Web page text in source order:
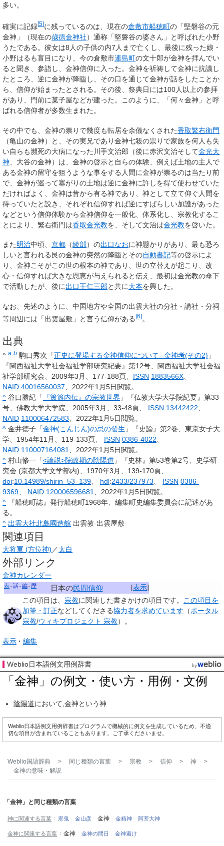
多い。
確実に記録[5]に残っているのは、現在の倉敷市船穂町の「堅磐谷の元
金神」（現在の歳徳金神社）通称「堅磐谷の婆さん」と呼ばれた小野
うたである。彼女は8人の子供の内7人まで亡くし、最後に残った娘・
小野はるも盲目になり、今の倉敷市連島町の文十郎が金神を拝んでい
ると聞き、参詣し、金神信仰に入った。金神を祈祷して金神に抗議し
たところ、逆に金神が降臨し、その口を通じて金神が話をしたことか
ら、信仰が始まったとされる。その後、祭典日には100人以上の参拝
があり、門前に菓子屋などが建った。このように、「何々金神」と呼
ばれる信仰者が多数生まれた。
その中でも、金神の祟りで幾度も転居を余儀なくされた香取繁右衛門
（亀山の金神）と、その実兄であり金神七殺の祟りで家族を何人も失
い自らも瀕死の大病になった川手文治郎（後に赤沢文治そして金光大
神 、大谷の金神）は、金神の啓示と自らの体験、例えば土地の主人で
ある金神の留守を狙うような事をする人間に金神が祟るのは当たり前
で、金神が巡って塞がりの土地は逆に金神に許しを得て使わせていた
だければよく、金神は昔から有る神であり、神として立て仰ぐ人間を
待っていたと説き、それぞれ信仰すれば逆にすばらしい加護があった
などという信仰体験から金神信仰を一般化、体系化し、宗教化するこ
とにより、繁右衛門は香取金光教を、そして文治は金光教を啓いた。
また明治中頃、 京都 （綾部）の出口なおに神懸かりがあり、最も恐ろ
しいと言われる艮の金神の突然の降臨とその自動書記等の啓示によ
り、金神こそがこの世の根本の神であり、世の立替えが起こり、改
心・信仰すれば大きな恩恵が与えられると伝え、最初は金光教の傘下
で活動したが、後に出口王仁三郎と共に大本を興した。
なお、先述のように、中国地方や全国の出雲大社の分社・講社・分祠
等周辺には「出雲屋敷」と言う信仰がある[6]。
出典
^ a b 駒口秀次「正史に登場する金神信仰について--金神考(その2) 」
『関西福祉大学社会福祉学部研究紀要』第12号、関西福祉大学社会福
祉学部研究会、2009年3月、177-188頁、 ISSN 1883566X
NAID 40016560037 2022年1月5日閲覧。
^ 谷口勝紀「 『簠簋内伝』の宗教世界 」『仏教大学大学院紀要』第33
号、佛教大学大学院、2005年3月、33-48頁、 ISSN 13442422
NAID 110006472583 2022年1月5日閲覧。
^ 金井徳子「金神(こんじん)の忌の發生 」『史論』第2巻、東京女子大
学、1954年11月、119-133頁、 ISSN 0386-4022
NAID 110007164081 2022年1月5日閲覧。
^ 村山修一「<論説>院政期の陰陽道 」『史林』第53巻第2号、史学研
究会 (京都大学文学部内)、1970年3月、139-170頁、
doi:10.14989/shirin_53_139 hdl:2433/237973 ISSN 0386-
9369
NAID 120006596681 2022年1月5日閲覧。
^
『船穂町誌』発行船穂町1968年、編集町史編集委員会に記述があ
る。
^ 出雲大社北島國造館 出雲教-出雲屋敷-
関連項目
大将軍 (方位神) ／太白
外部リンク
金神カレンダー
[表示]
表 話 編 歴 日本の民間信仰
この項目は、 宗教に関連した書きかけの項目 です。
この項目を
加筆・訂正などしてくださる協力者を求めています （ポータル
宗教/ウィキプロジェクト 宗教）。
表示 編集
Weblio日本語例文用例辞書
「金神」の例文・使い方・用例・文例
陰陽道において,金神という神
Weblio日本語例文用例辞書はプログラムで機械的に例文を生成しているため、不適
切な項目が含まれていることもあります。ご了承くださいませ。
Weblio国語辞典 > 同じ種類の言葉 > 宗教 > 信仰 > 神
>
金神の意味・解説
「金神」と同じ種類の言葉
神に関連する言葉 邪鬼 金山彦 金神 金精神 阿菩大神
金神に関連する言葉 金神 金神の間日 金神避け